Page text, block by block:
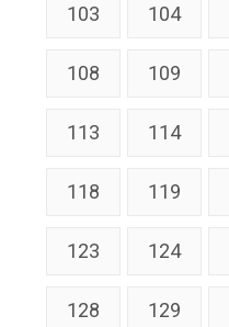
103 104
108 109
113 114
118 119
123 124
128 129